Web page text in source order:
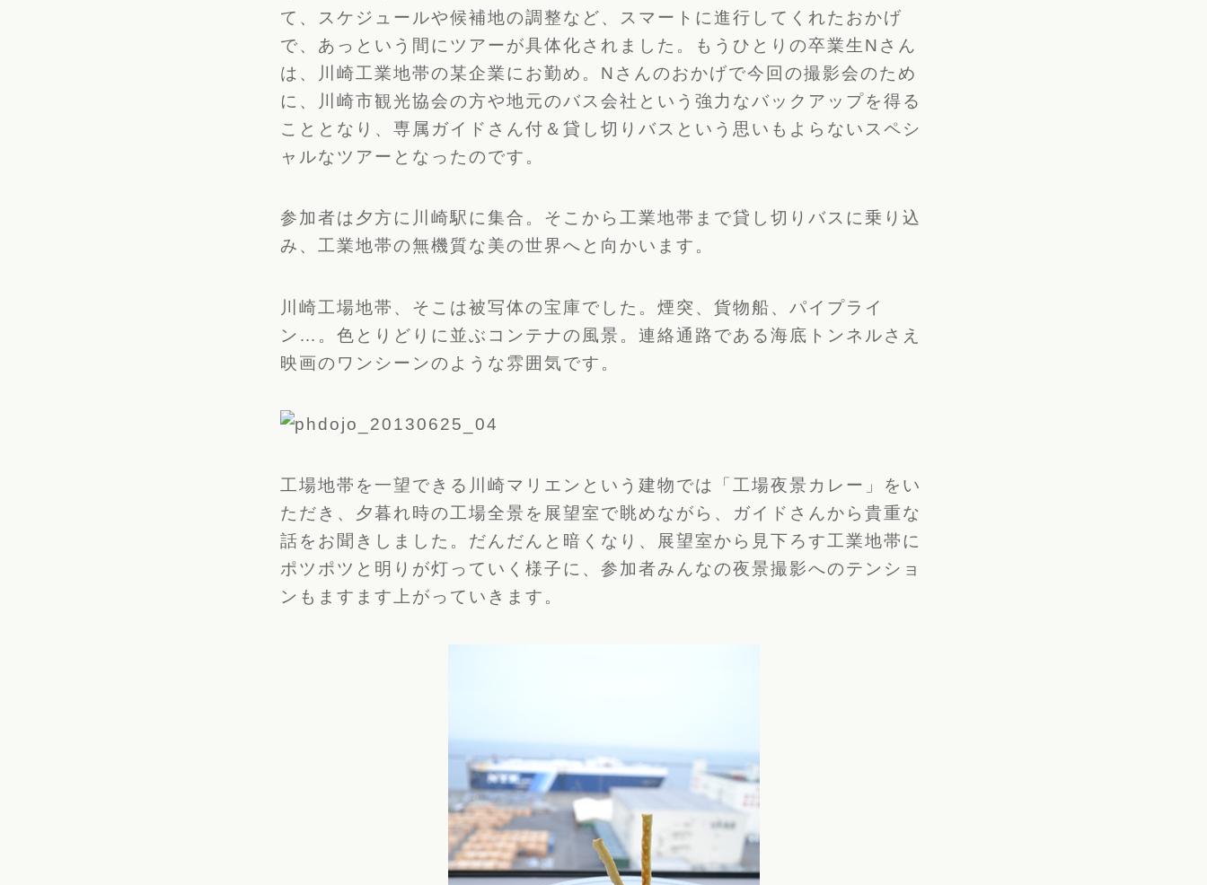
て、スケジュールや候補地の調整など、スマートに進行してくれたおかげ
で、あっという間にツアーが具体化されました。もうひとりの卒業生Nさん
は、川崎工業地帯の某企業にお勤め。Nさんのおかげで今回の撮影会のため
に、川崎市観光協会の方や地元のバス会社という強力なバックアップを得る
こととなり、専属ガイドさん付＆貸し切りバスという思いもよらないスペシ
ャルなツアーとなったのです。
参加者は夕方に川崎駅に集合。そこから工業地帯まで貸し切りバスに乗り込
み、工業地帯の無機質な美の世界へと向かいます。
川崎工場地帯、そこは被写体の宝庫でした。煙突、貨物船、パイプライ
ン…。色とりどりに並ぶコンテナの風景。連絡通路である海底トンネルさえ
映画のワンシーンのような雰囲気です。
工場地帯を一望できる川崎マリエンという建物では「工場夜景カレー」をい
ただき、夕暮れ時の工場全景を展望室で眺めながら、ガイドさんから貴重な
話をお聞きしました。だんだんと暗くなり、展望室から見下ろす工業地帯に
ポツポツと明りが灯っていく様子に、参加者みんなの夜景撮影へのテンショ
ンもますます上がっていきます。